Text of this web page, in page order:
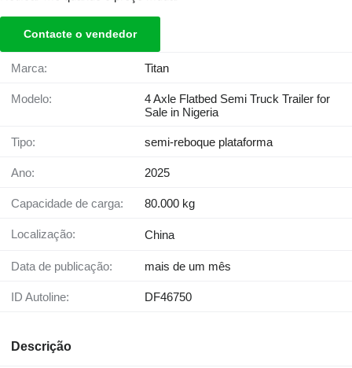
Contacte o vendedor
Marca: Titan
Modelo:
4 Axle Flatbed Semi Truck Trailer for
Sale in Nigeria
Tipo: semi-reboque plataforma
Ano: 2025
Capacidade de carga: 80.000 kg
Localização: China
Data de publicação: mais de um mês
ID Autoline: DF46750
Descrição